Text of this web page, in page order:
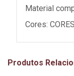
Material
Cores:
Produtos